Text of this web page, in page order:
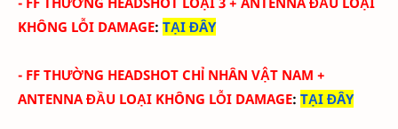
KHÔNG LỖI DAMAGE: TẠI ĐÂY
- FF THƯỜNG HEADSHOT CHỈ NHÂN VẬT NAM +
ANTENNA ĐẦU LOẠI KHÔNG LỖI DAMAGE: TẠI ĐÂY